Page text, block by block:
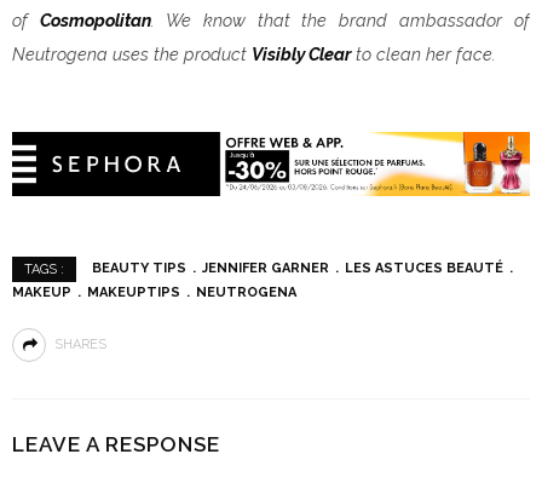
of Cosmopolitan. We know that the brand ambassador of
Neutrogena uses the product Visibly Clearto clean her face.
TAGS : BEAUTY TIPS JENNIFER GARNER
LES ASTUCES BEAUTÉ
MAKEUP
MAKEUPTIPS NEUTROGENA
SHARES
LEAVE A RESPONSE